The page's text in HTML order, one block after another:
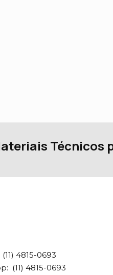
Técnicos
(11) 4815-0693
(11) 4815-0693